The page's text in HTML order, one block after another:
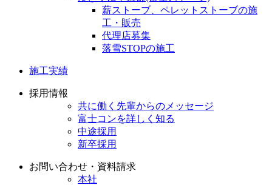
薪ストーブ、ペレットストーブの施
工・販売
代理店募集
落雪STOPの施工
施工実績
採用情報
共に働く先輩からのメッセージ
富士コンを詳しく知る
中途採用
新卒採用
お問い合わせ・資料請求
本社